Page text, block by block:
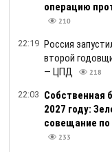
операцию
210
22:19 Россия
второй
— ЦПД
218
22:03 Собственная
2027 году:
совещание по
233